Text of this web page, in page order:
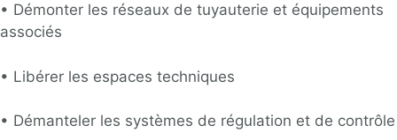
• Démonter les réseaux de tuyauterie et équipements
associés
• Libérer les espaces techniques
• Démanteler les systèmes de régulation et de contrôle